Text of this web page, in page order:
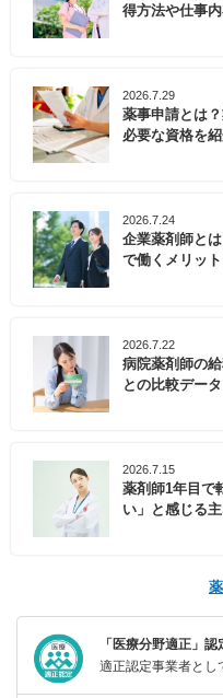
得方法や仕事
2026.7.29
薬事申請とは
必要な資格を
2026.7.24
企業薬剤師と
で働くメリッ
2026.7.22
病院薬剤師の
との比較デー
2026.7.15
薬剤師1年目で
い」と感じる
「医療分野適正」
適正認定事業者とし